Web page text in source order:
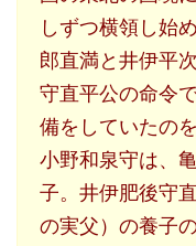
しずつ横領し始
郎直満と井伊平
守直平公の命令
備をしていたのを
小野和泉守は、
子。井伊肥後守
の実父）の養子